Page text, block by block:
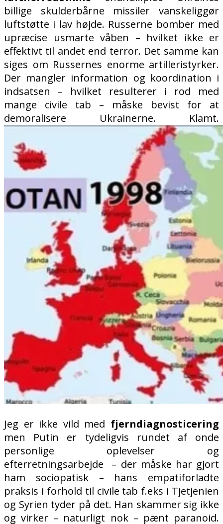
billige skulderbårne missiler vanskeliggør
luftstøtte i lav højde. Russerne bomber med
upræcise usmarte våben – hvilket ikke er
effektivt til andet end terror. Det samme kan
siges om Russernes enorme artilleristyrker.
Der mangler information og koordination i
indsatsen – hvilket resulterer i rod med
mange civile tab – måske bevist for at
demoralisere Ukrainerne. Klamt.
Jeg er ikke vild med fjerndiagnosticering
men Putin er tydeligvis rundet af onde
personlige oplevelser og
efterretningsarbejde
– der måske har gjort
ham sociopatisk – hans empatiforladte
praksis i forhold til civile tab f.eks i Tjetjenien
og Syrien tyder på det. Han skammer sig ikke
og virker – naturligt nok – pænt paranoid.